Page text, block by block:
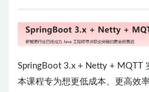
SpringBoot 3.x + Netty + MQTT
本课程专为想更低成本、更高效